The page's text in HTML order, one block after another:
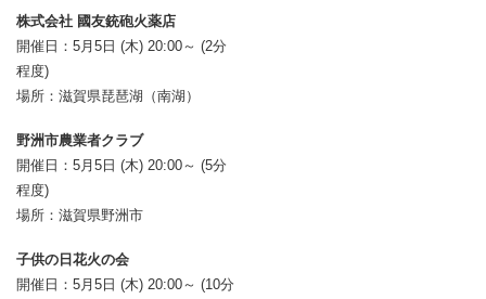
株式会社 國友銃砲火薬店
開催日：5月5日 (木) 20:00～ (2分
程度)
場所：滋賀県琵琶湖（南湖）
野洲市農業者クラブ
開催日：5月5日 (木) 20:00～ (5分
程度)
場所：滋賀県野洲市
子供の日花火の会
開催日：5月5日 (木) 20:00～ (10分